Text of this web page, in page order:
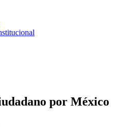
por México